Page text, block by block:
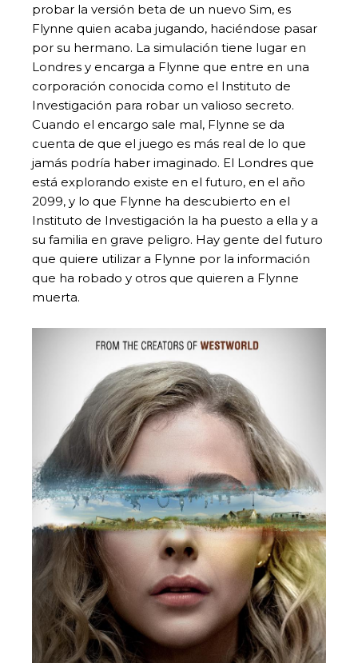
probar la versión beta de un nuevo Sim, es
Flynne quien acaba jugando, haciéndose pasar
por su hermano. La simulación tiene lugar en
Londres y encarga a Flynne que entre en una
corporación conocida como el Instituto de
Investigación para robar un valioso secreto.
Cuando el encargo sale mal, Flynne se da
cuenta de que el juego es más real de lo que
jamás podría haber imaginado. El Londres que
está explorando existe en el futuro, en el año
2099, y lo que Flynne ha descubierto en el
Instituto de Investigación la ha puesto a ella y a
su familia en grave peligro. Hay gente del futuro
que quiere utilizar a Flynne por la información
que ha robado y otros que quieren a Flynne
muerta.